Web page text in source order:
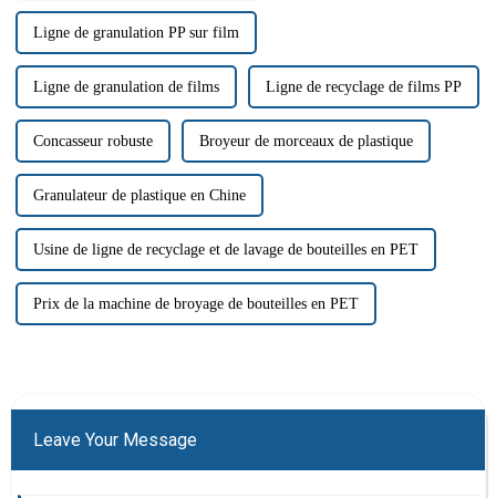
Ligne de granulation PP sur film
Ligne de granulation de films Ligne de recyclage de films PP
Concasseur robuste Broyeur de morceaux de plastique
Granulateur de plastique en Chine
Usine de ligne de recyclage et de lavage de bouteilles en PET
Prix ​​de la machine de broyage de bouteilles en PET
Leave Your Message